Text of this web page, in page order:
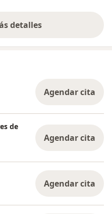
detalles
la experiencia
Agendar cita
de
Agendar cita
Agendar cita